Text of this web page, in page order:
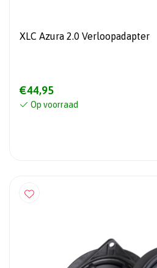
XLC Azura 2.0 Verloopadapter
€44,95
Op voorraad